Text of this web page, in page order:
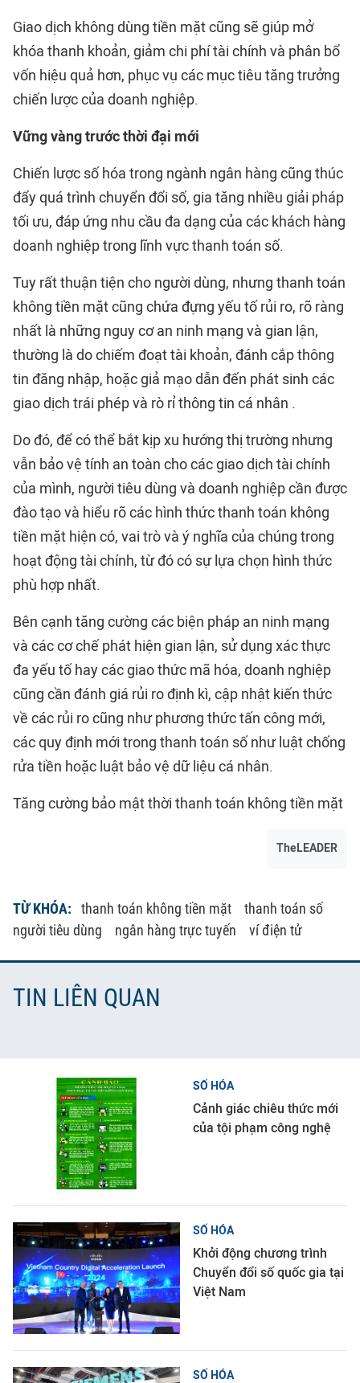
Giao dịch không dùng tiền mặt cũng sẽ giúp mở
khóa thanh khoản, giảm chi phí tài chính và phân bổ
vốn hiệu quả hơn, phục vụ các mục tiêu tăng trưởng
chiến lược của doanh nghiệp.
Vững vàng trước thời đại mới
Chiến lược số hóa trong ngành ngân hàng cũng thúc
đẩy quá trình chuyển đổi số, gia tăng nhiều giải pháp
tối ưu, đáp ứng nhu cầu đa dạng của các khách hàng
doanh nghiệp trong lĩnh vựcthanh toán số.
Tuy rất thuận tiện cho người dùng, nhưng thanh toán
không tiền mặt cũng chứa đựng yếu tố rủi ro, rõ ràng
nhất là những nguy cơ an ninh mạng và gian lận,
thường là do chiếm đoạt tài khoản, đánh cắp thông
tin đăng nhập, hoặc giả mạo dẫn đến phát sinh các
giao dịch trái phép và rò rỉ thông tin cá nhân .
Do đó, để có thể bắt kịp xu hướng thị trường nhưng
vẫn bảo vệ tính an toàn cho các giao dịch tài chính
của mình, người tiêu dùng và doanh nghiệp cần được
đào tạo và hiểu rõ các hình thức thanh toán không
tiền mặt hiện có, vai trò và ý nghĩa của chúng trong
hoạt động tài chính, từ đó có sự lựa chọn hình thức
phù hợp nhất.
Bên cạnh tăng cường các biện pháp an ninh mạng
và các cơ chế phát hiện gian lận, sử dụng xác thực
đa yếu tố hay các giao thức mã hóa, doanh nghiệp
cũng cần đánh giá rủi ro định kì, cập nhật kiến thức
về các rủi ro cũng như phương thức tấn công mới,
các quy định mới trong thanh toán số như luật chống
rửa tiền hoặc luật bảo vệ dữ liệu cá nhân.
Tăng cường bảo mật thời thanh toán không tiền mặt
TheLEADER
TỪ KHÓA: thanh toán không tiền mặt
thanh toán số
người tiêu dùng
ngân hàng trực tuyến ví điện tử
TIN LIÊN QUAN
SỐ HÓA
Cảnh giác chiêu thức mới
của tội phạm công nghệ
SỐ HÓA
Khởi động chương trình
Chuyển đổi số quốc gia tại
Việt Nam
SỐ HÓA